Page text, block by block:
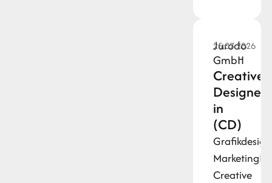
Jurodo
GmbH
Creative
in
(CD)
25.07.2026
Grafikdesign
Marketing
Creative